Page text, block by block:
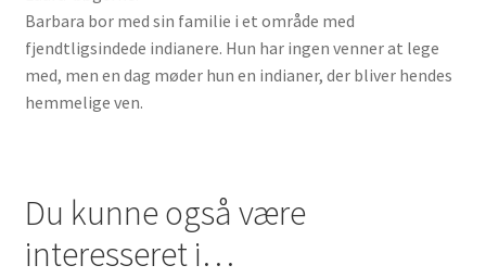
Barbara bor med sin familie i et område med
fjendtligsindede indianere. Hun har ingen venner at lege
med, men en dag møder hun en indianer, der bliver hendes
hemmelige ven.
Du kunne også være
interesseret i…